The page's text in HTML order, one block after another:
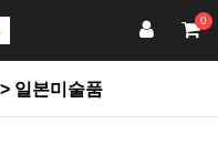
0
일본미술품